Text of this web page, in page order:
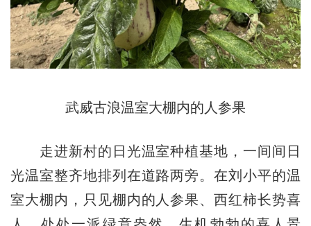
武威古浪温室大棚内的人参果
走进新村的日光温室种植基地，一间间日
光温室整齐地排列在道路两旁。在刘小平的温
室大棚内，只见棚内的人参果、西红柿长势喜